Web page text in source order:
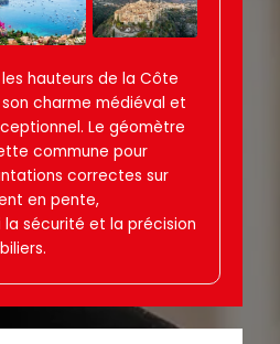
hauteurs de la Côte
charme médiéval et
Le géomètre
commune pour
correctes sur
en pente,
la sécurité et la précision